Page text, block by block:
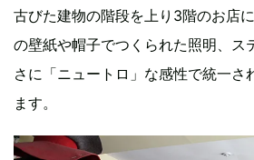
古びた建物の階段を上り3階のお店
の壁紙や帽子でつくられた照明、ス
さに「ニュートロ」な感性で統一さ
ます。